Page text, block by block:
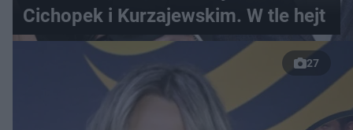
Cichopek i Kurzajewskim. W tle hejt
27